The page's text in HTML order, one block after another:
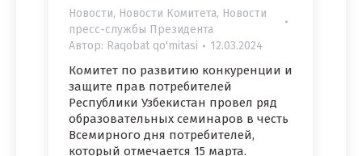
Новости, Новости Комитета, Новости
пресс-службы Президента
Автор: Raqobat qo'mitasi 12.03.2024
Комитет по развитию конкуренции и
защите прав потребителей
Республики Узбекистан провел ряд
образовательных семинаров в честь
Всемирного дня потребителей,
который отмечается 15 марта.